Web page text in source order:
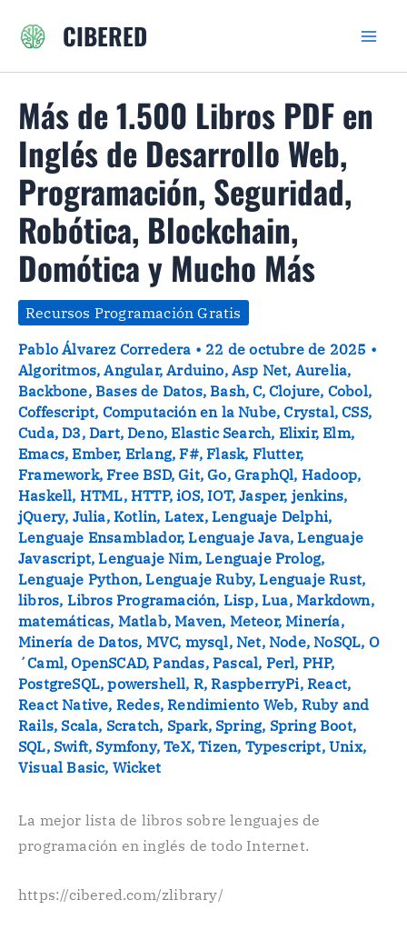
CIBERED
Más de 1.500 Libros PDF en
Inglés de Desarrollo Web,
Programación, Seguridad,
Robótica, Blockchain,
Domótica y Mucho Más
Recursos Programación Gratis
Pablo Álvarez Corredera • 22 de octubre de 2025 •
Algoritmos,Angular,Arduino,Asp Net, Aurelia,
Backbone,Bases de Datos,Bash,C,Clojure, Cobol,
Coffescript, Computación en la Nube,Crystal,CSS,
Cuda,D3,Dart,Deno,Elastic Search, Elixir,Elm,
Emacs,Ember, Erlang,F#,Flask, Flutter,
Framework,Free BSD,Git,Go,GraphQl, Hadoop,
Haskell, HTML,HTTP,iOS,IOT,Jasper, jenkins,
jQuery, Julia,Kotlin, Latex,Lenguaje Delphi,
Lenguaje Ensamblador,Lenguaje Java,Lenguaje
Javascript,Lenguaje Nim,Lenguaje Prolog,
Lenguaje Python,Lenguaje Ruby,Lenguaje Rust,
libros, Libros Programación, Lisp,Lua,Markdown,
matemáticas, Matlab,Maven, Meteor,Minería,
Minería de Datos, MVC, mysql,Net,Node,NoSQL, O
´Caml,OpenSCAD,Pandas,Pascal, Perl, PHP,
PostgreSQL,powershell, R,RaspberryPi,React,
React Native, Redes,Rendimiento Web, Ruby and
Rails, Scala, Scratch, Spark, Spring, Spring Boot,
SQL, Swift, Symfony,TeX,Tizen, Typescript,Unix,
Visual Basic, Wicket
La mejor lista de libros sobre lenguajes de
programación en inglés de todo Internet.
https://cibered.com/zlibrary/